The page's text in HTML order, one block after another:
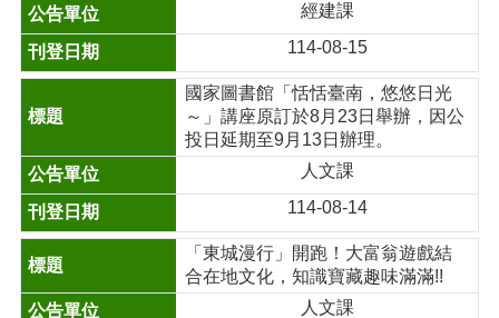
經建課
114-08-15
國家圖書館「恬恬臺南，悠悠日光
～」講座原訂於8月23日舉辦，因公
投日延期至9月13日辦理。
人文課
114-08-14
「東城漫行」開跑！大富翁遊戲結
合在地文化，知識寶藏趣味滿滿!!
人文課